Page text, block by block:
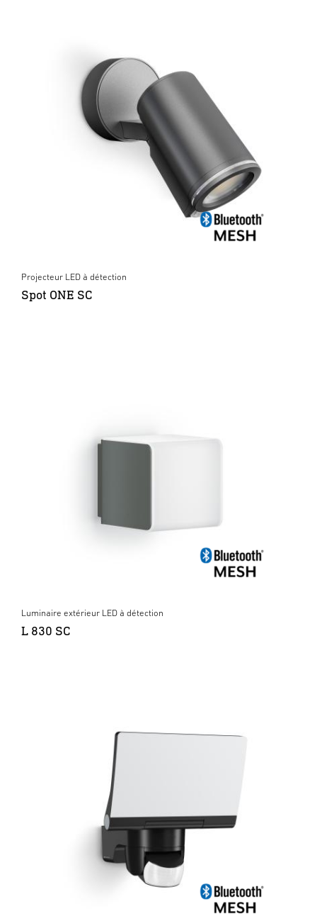
Projecteur LED à détection
Spot ONE SC
Luminaire extérieur LED à détection
L 830 SC